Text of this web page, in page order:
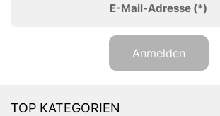
E-Mail-Adresse (*)
Anmelden
TOP KATEGORIEN